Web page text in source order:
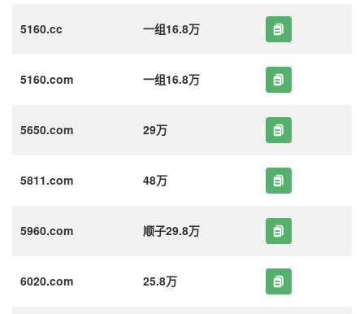
5160.cc 一组16.8万
5160.com 一组16.8万
5650.com 29万
5811.com 48万
5960.com 顺子29.8万
6020.com 25.8万